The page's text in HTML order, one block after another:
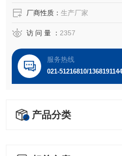
厂商性质： 生产厂家
访 问 量 ： 2357
服务热线
021-51216810/
产品分类